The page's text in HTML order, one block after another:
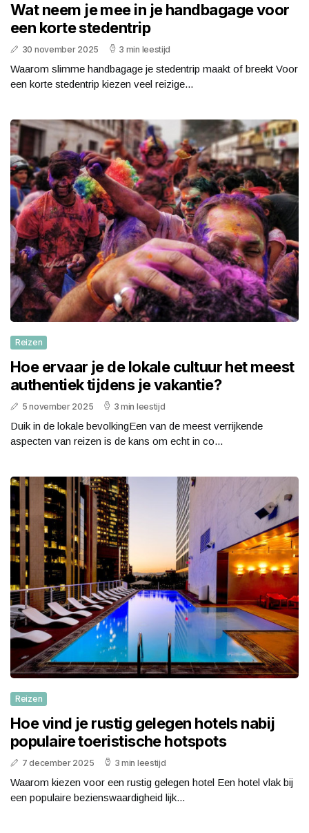
Wat neem je mee in je handbagage voor
een korte stedentrip
30 november 2025 3 min leestijd
Waarom slimme handbagage je stedentrip maakt of breekt Voor
een korte stedentrip kiezen veel reizige...
Reizen
Hoe ervaar je de lokale cultuur het meest
authentiek tijdens je vakantie?
5 november 2025 3 min leestijd
Duik in de lokale bevolkingEen van de meest verrijkende
aspecten van reizen is de kans om echt in co...
Reizen
Hoe vind je rustig gelegen hotels nabij
populaire toeristische hotspots
7 december 2025 3 min leestijd
Waarom kiezen voor een rustig gelegen hotel Een hotel vlak bij
een populaire bezienswaardigheid lijk...